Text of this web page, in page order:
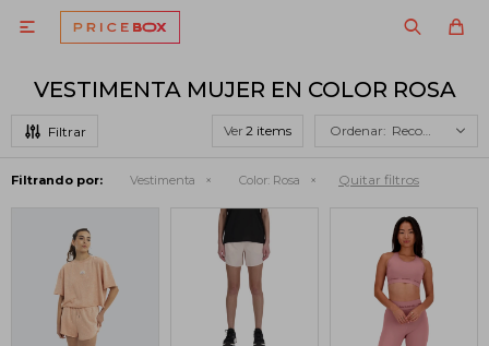

VESTIMENTA MUJER EN COLOR ROSA
Ver Recomendados
Filtrando por: Vestimenta Color: Rosa Quitar filtros